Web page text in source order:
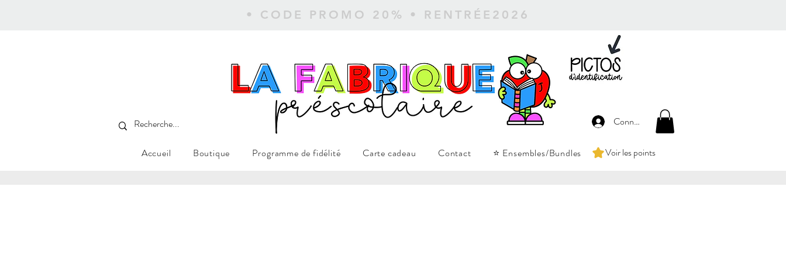
• CODE PROMO 20% • RENTRÉE2026
Connexion
Voir les points
Accueil Boutique Programme de fidélité Carte cadeau Contact ⭐ Ensembles/Bundles